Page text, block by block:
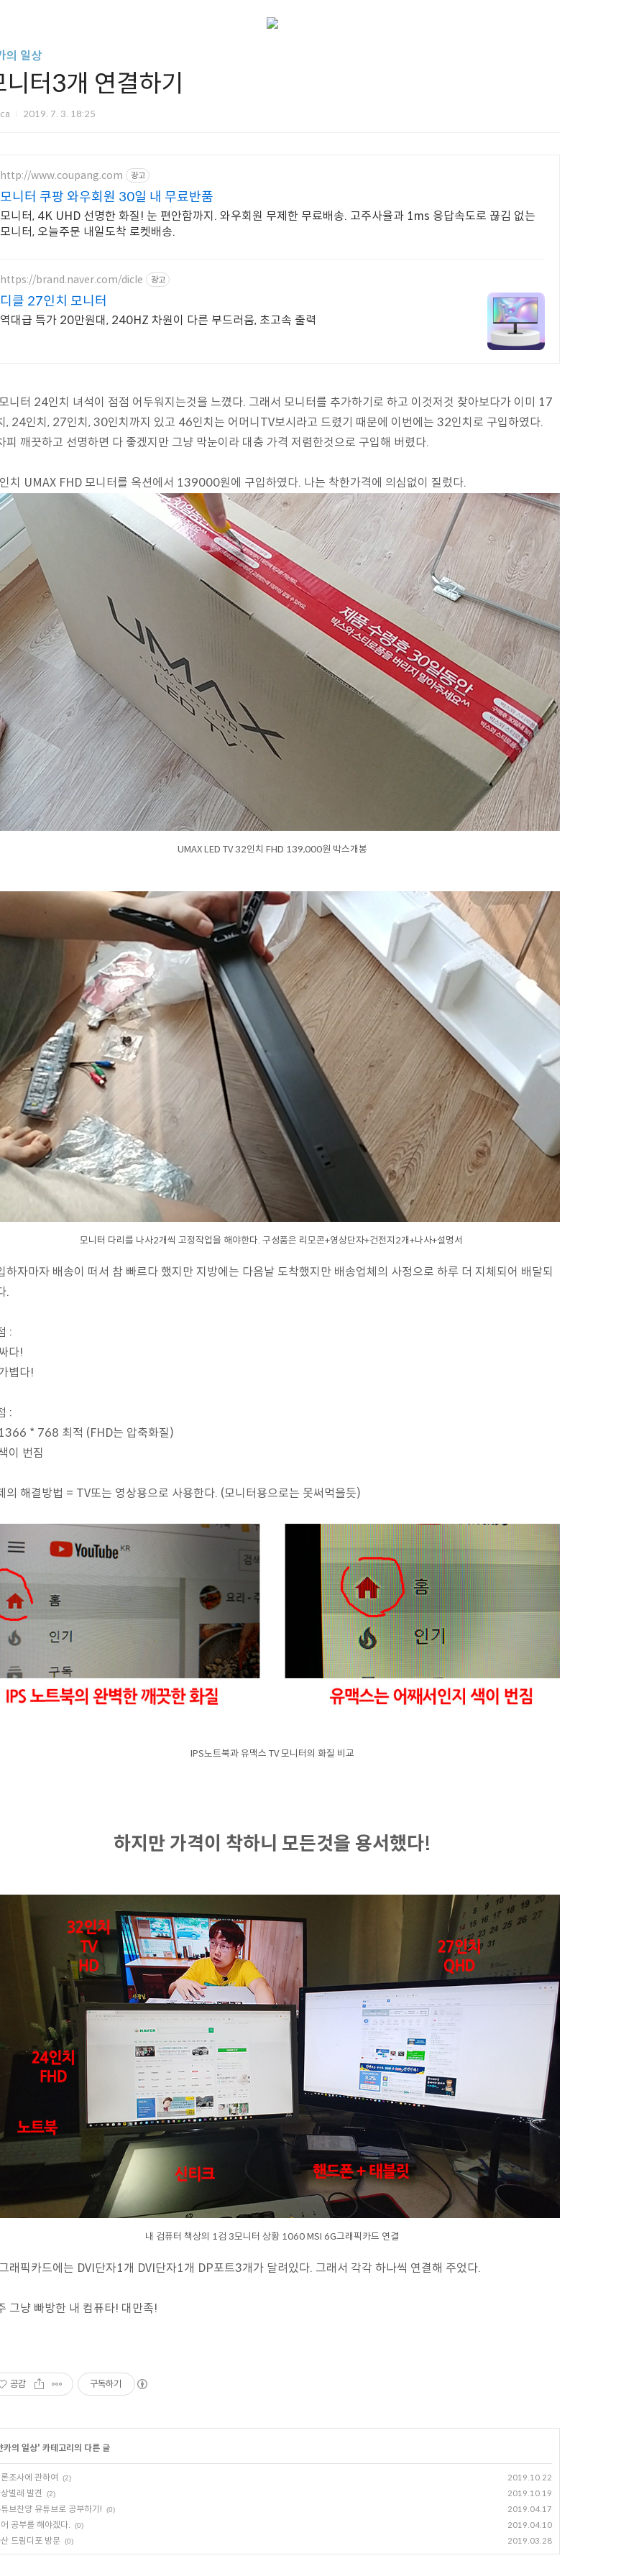
의 일상
니터3개 연결하기
2019. 7. 3. 18:25
http://www.coupang.com 광고
모니터 쿠팡 와우회원 30일 내 무료반품
모니터, 4K UHD 선명한 화질! 눈 편안함까지. 와우회원 무제한 무료배송. 고주사율과 1ms 응답속도로 끊김 없는
모니터, 오늘주문 내일도착 로켓배송.
https://brand.naver.com/dicle 광고
디클 27인치 모니터
역대급 특가 20만원대, 240HZ 차원이 다른 부드러움, 초고속 출력
니터 24인치 녀석이 점점 어두워지는것을 느꼈다. 그래서 모니터를 추가하기로 하고 이것저것 찾아보다가 이미 17
, 24인치, 27인치, 30인치까지 있고 46인치는 어머니TV보시라고 드렸기 때문에 이번에는 32인치로 구입하였다.
피 깨끗하고 선명하면 다 좋겠지만 그냥 막눈이라 대충 가격 저렴한것으로 구입해 버렸다.
치 UMAX FHD 모니터를 옥션에서 139000원에 구입하였다. 나는 착한가격에 의심없이 질렀다.
UMAX LED TV 32인치 FHD 139,000원 박스개봉
모니터 다리를 나사2개씩 고정작업을 해야한다. 구성품은 리모콘+영상단자+건전지2개+나사+설명서
하자마자 배송이 떠서 참 빠르다 했지만 지방에는 다음날 도착했지만 배송업체의 사정으로 하루 더 지체되어 배달되
.
:
다!
볍다!
:
* 768 최적 (FHD는 압축화질)
이 번짐
의 해결방법 = TV또는 영상용으로 사용한다. (모니터용으로는 못써먹을듯)
IPS노트북과 유맥스 TV 모니터의 화질 비교
하지만 가격이 착하니 모든것을 용서했다!
내 컴퓨터 책상의 1컴 3모니터 상황 1060 MSI 6G그래픽카드 연결
래픽카드에는 DVI단자1개 DVI단자1개 DP포트3개가 달려있다. 그래서 각각 하나씩 연결해 주었다.
그냥 빠방한 내 컴퓨타! 대만족!
공감 구독하기
카의 일상' 카테고리의 다른 글
조사에 관하여 (2) 2019.10.22
벌레 발견 (2) 2019.10.19
브찬양 유튜브로 공부하기! (0) 2019.04.17
공부를 해야겠다. (0) 2019.04.10
드림디포 방문 (0) 2019.03.28